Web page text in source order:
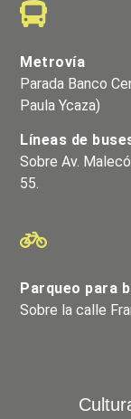
Metrovía
Parada Banco
Paula Ycaza)
Líneas de
Sobre Av.
55.
Parqueo para
Sobre la calle